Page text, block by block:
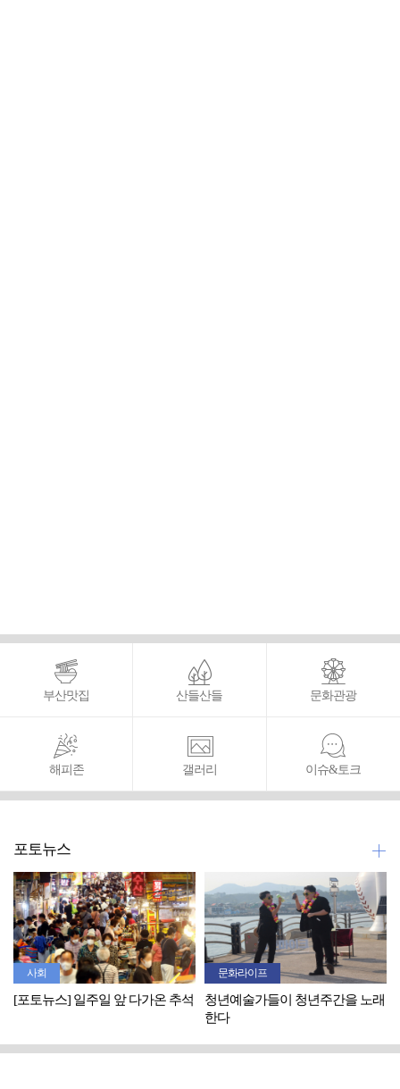
부산맛집 산들산들 문화관광
해피존 갤러리 이슈&토크
포토뉴스
사회
[포토뉴스] 일주일 앞 다가온 추석
문화라이프
청년예술가들이 청년주간을 노래
한다